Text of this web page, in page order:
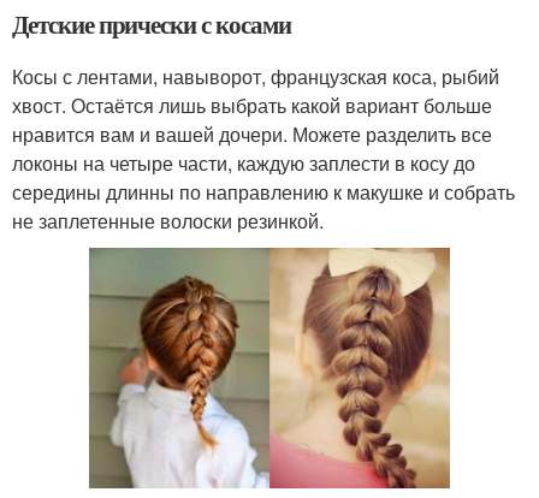
Детские прически с косами
Косы с лентами, навыворот, французская коса, рыбий
хвост. Остаётся лишь выбрать какой вариант больше
нравится вам и вашей дочери. Можете разделить все
локоны на четыре части, каждую заплести в косу до
середины длинны по направлению к макушке и собрать
не заплетенные волоски резинкой.